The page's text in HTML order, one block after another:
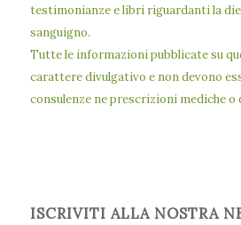
testimonianze e libri riguardanti la
sanguigno.
Tutte le informazioni pubblicate su
carattere divulgativo e non devono
consulenze ne prescrizioni mediche o
ISCRIVITI ALLA NOSTRA